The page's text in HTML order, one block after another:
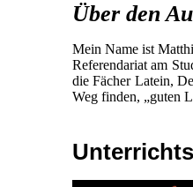
Über den
Mein Name ist
Referendariat am
die Fächer Latein,
Weg finden, „guten